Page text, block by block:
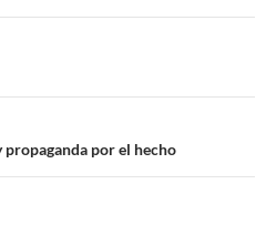
por el hecho